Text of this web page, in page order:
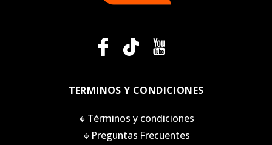
TERMINOS Y CONDICIONES
🔸Términos y condiciones
🔸Preguntas Frecuentes